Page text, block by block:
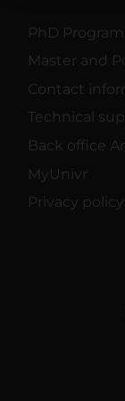
PhD
Master and
Contact
Technical
Back office
MyUnivr
Privacy policy